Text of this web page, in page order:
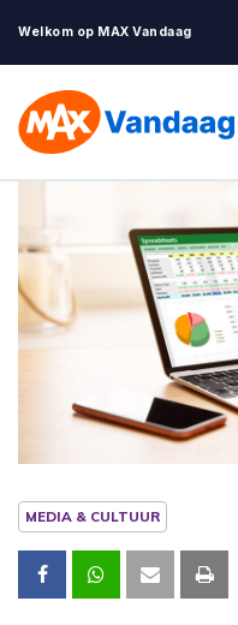
Welkom op MAX Vandaag
MEDIA & CULTUUR